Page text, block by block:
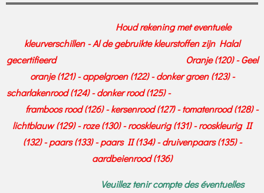
Houd rekening met eventuele
kleurverschillen - Al de gebruikte kleurstoffen zijn Halal
gecertifieerd Oranje (120) - Geel
oranje (121) - appelgroen (122) - donker groen (123) -
scharlakenrood (124) - donker rood (125) -
framboos rood (126) - kersenrood (127) - tomatenrood (128) -
lichtblauw (129) - roze (130) - rooskleurig (131) - rooskleurig II
(132) - paars (133) - paars II (134) - druivenpaars (135) -
aardbeienrood (136)
Veuillez tenir compte des éventuelles